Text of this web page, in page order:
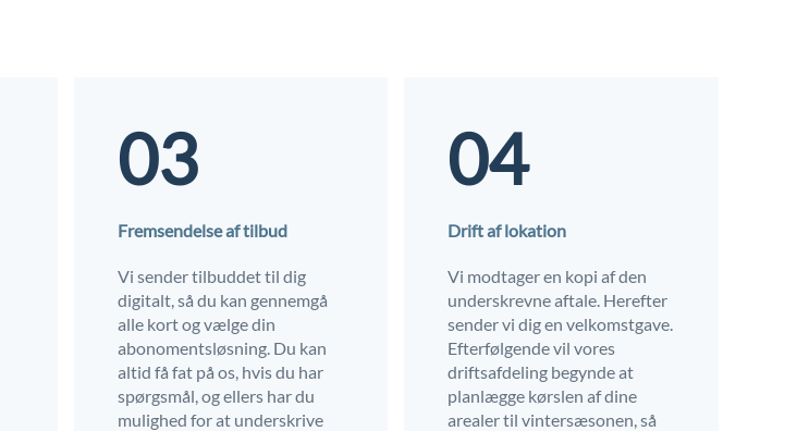
03
Fremsendelse af tilbud
Vi sender tilbuddet til dig
digitalt, så du kan gennemgå
alle kort og vælge din
abonomentsløsning. Du kan
altid få fat på os, hvis du har
spørgsmål, og ellers har du
mulighed for at underskrive
04
Drift af lokation
Vi modtager en kopi af den
underskrevne aftale. Herefter
sender vi dig en velkomstgave.
Efterfølgende vil vores
driftsafdeling begynde at
planlægge kørslen af dine
arealer til vintersæsonen, så